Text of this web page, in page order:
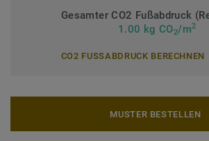
Gesamter CO2 Fußabdruck
1.00 kg CO2/m2
CO2 FUSSABDRUCK BERECHNEN
MUSTER BESTELLEN